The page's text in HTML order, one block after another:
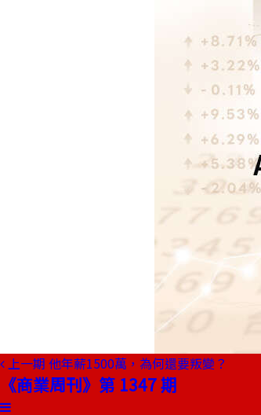
上一期 他年薪1500萬，為何還要叛變？
《商業周刊》第 1347 期